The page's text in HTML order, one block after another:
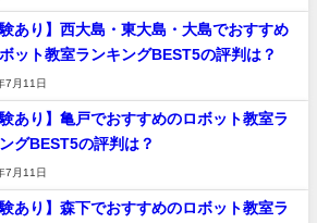
験あり】西大島・東大島・大島でおすすめ
ット教室ランキングBEST5の評判は？
7月11日
験あり】亀戸でおすすめのロボット教室ラ
グBEST5の評判は？
7月11日
験あり】森下でおすすめのロボット教室ラ